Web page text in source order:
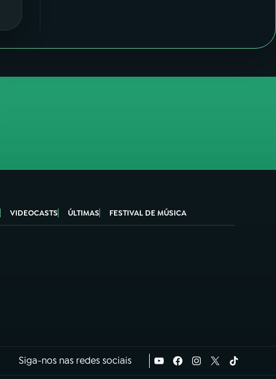
VIDEOCASTS ÚLTIMAS FESTIVAL DE MÚSICA
Siga-nos nas redes sociais